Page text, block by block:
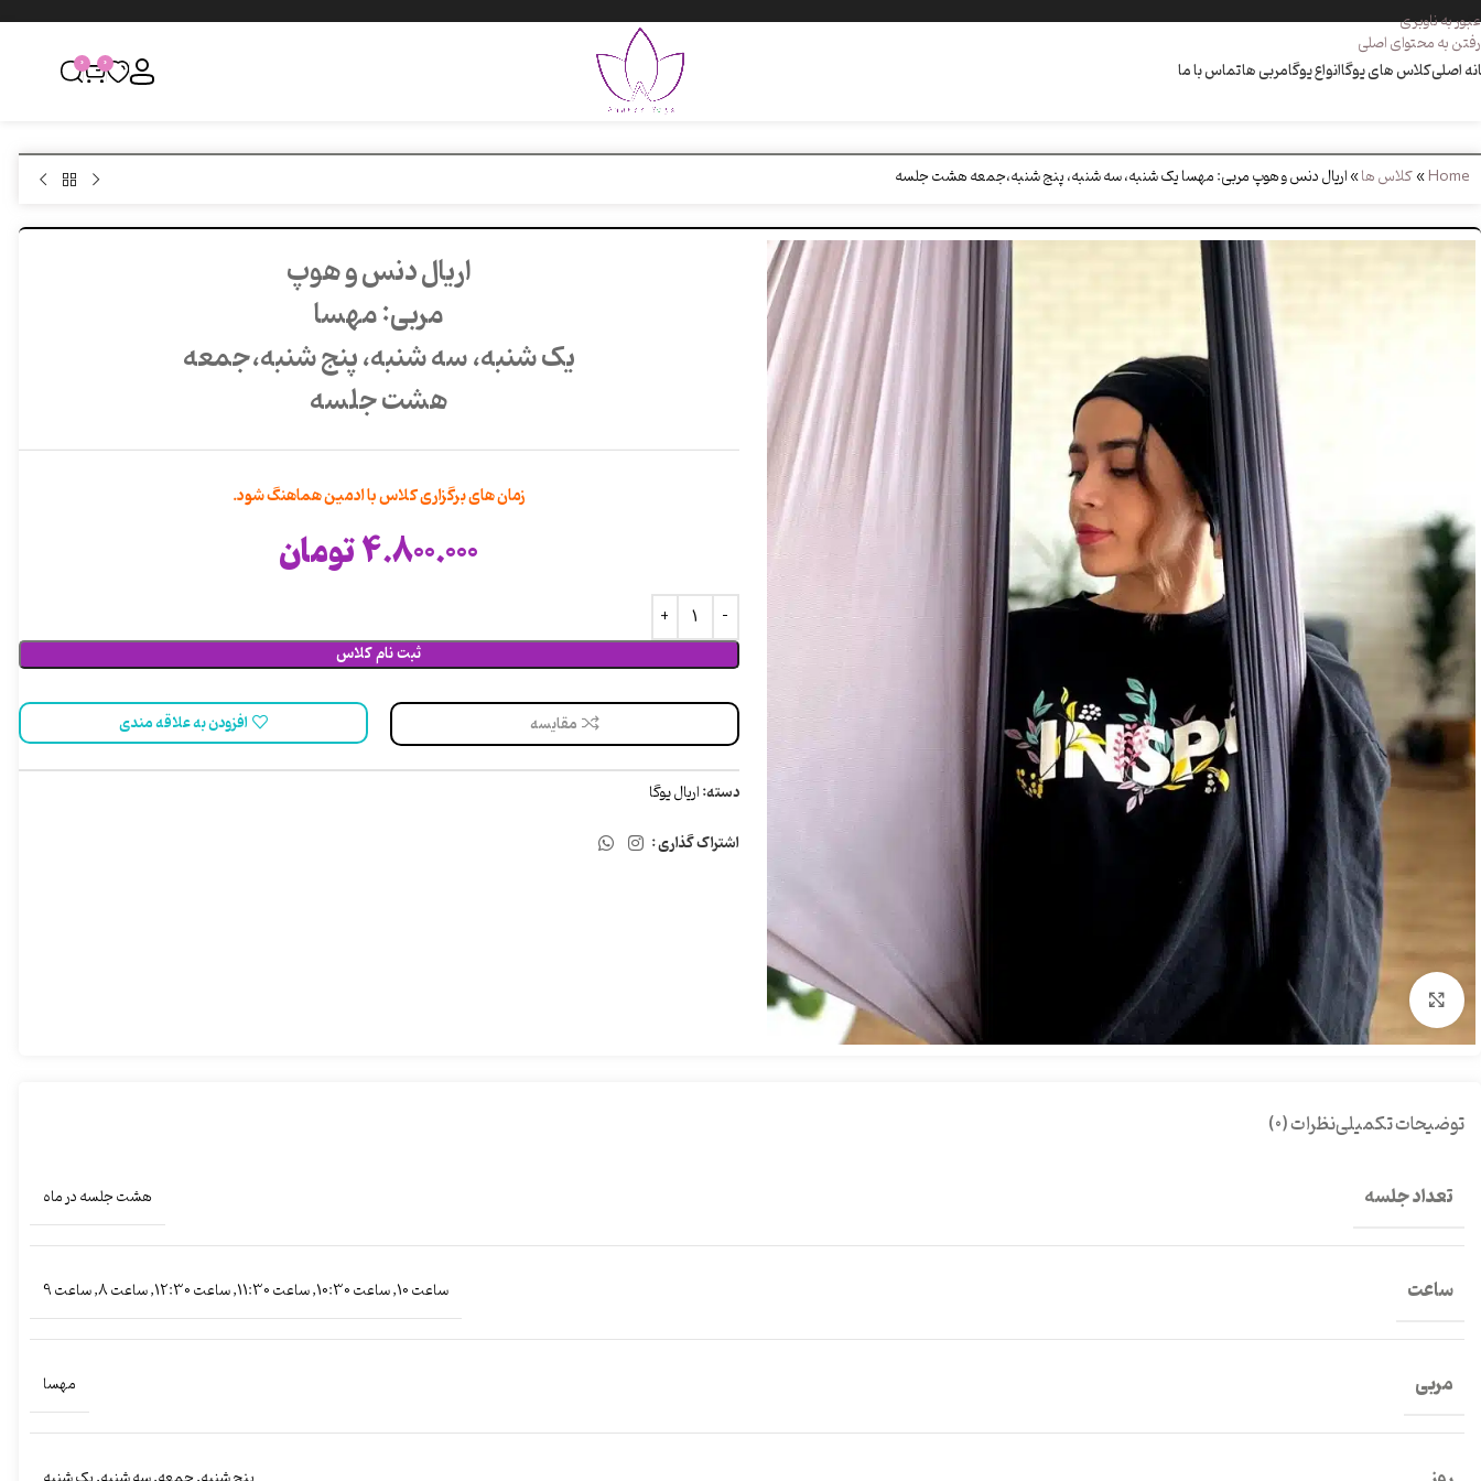
عبور به ناوبری
رفتن به محتوای اصلی
اصلیکلاس های یوگاانواع یوگامربی هاتماس با ما 0
0
Home
»کلاس ها»اریال دنس و هوپ مربی: مهسا یک شنبه، سه شنبه، پنج شنبه،جمعه هشت جلسه
بزرگنمایی تصویر
اریال دنس و هوپ
مربی: مهسا
یک شنبه، سه شنبه، پنج شنبه،جمعه
هشت جلسه
زمان های برگزاری کلاس با ادمین هماهنگ شود.
4.800.000تومان
ثبت نام کلاس
مقایسه افزودن به علاقه مندی
دسته:اریال یوگا
اشتراک گذاری :
توضیحات تکمیلینظرات (0)
تعداد جلسه
هشت جلسه در ماه
ساعت ساعت 10 ,ساعت 10:30 ,ساعت 11:30 ,ساعت 12:30 ,ساعت 8 ,ساعت 9
مربی مهسا